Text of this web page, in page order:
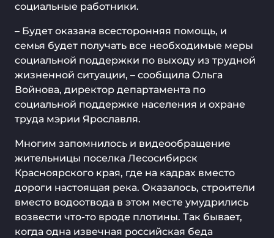
социальные работники.
– Будет оказана всесторонняя помощь, и
семья будет получать все необходимые меры
социальной поддержки по выходу из трудной
жизненной ситуации, – сообщила Ольга
Войнова, директор департамента по
социальной поддержке населения и охране
труда мэрии Ярославля.
Многим запомнилось и видеообращение
жительницы поселка Лесосибирск
Красноярского края, где на кадрах вместо
дороги настоящая река. Оказалось, строители
вместо водоотвода в этом месте умудрились
возвести что-то вроде плотины. Так бывает,
когда одна извечная российская беда